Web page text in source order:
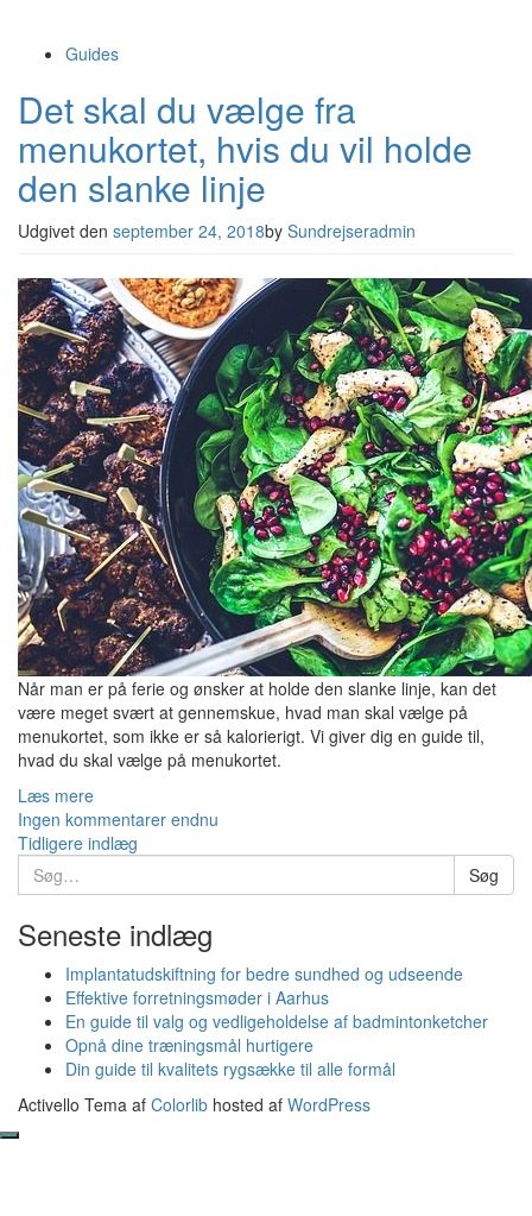
Guides
Det skal du vælge fra
menukortet, hvis du vil holde
den slanke linje
Udgivet den september 24, 2018by Sundrejseradmin
Når man er på ferie og ønsker at holde den slanke linje, kan det
være meget svært at gennemskue, hvad man skal vælge på
menukortet, som ikke er så kalorierigt. Vi giver dig en guide til,
hvad du skal vælge på menukortet.
Læs mere
Ingen kommentarer endnu
Indlæg
navigation
Tidligere indlæg
Søg
efter:
Søg
Seneste indlæg
Implantatudskiftning for bedre sundhed og udseende
Effektive forretningsmøder i Aarhus
En guide til valg og vedligeholdelse af badmintonketcher
Opnå dine træningsmål hurtigere
Din guide til kvalitets rygsække til alle formål
Activello Tema af Colorlib hosted af WordPress